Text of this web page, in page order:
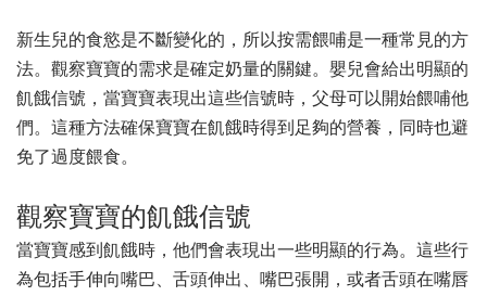
新生兒的食慾是不斷變化的，所以按需餵哺是一種常見的方
法。觀察寶寶的需求是確定奶量的關鍵。嬰兒會給出明顯的
飢餓信號，當寶寶表現出這些信號時，父母可以開始餵哺他
們。這種方法確保寶寶在飢餓時得到足夠的營養，同時也避
免了過度餵食。
觀察寶寶的飢餓信號
當寶寶感到飢餓時，他們會表現出一些明顯的行為。這些行
為包括手伸向嘴巴、舌頭伸出、嘴巴張開，或者舌頭在嘴唇